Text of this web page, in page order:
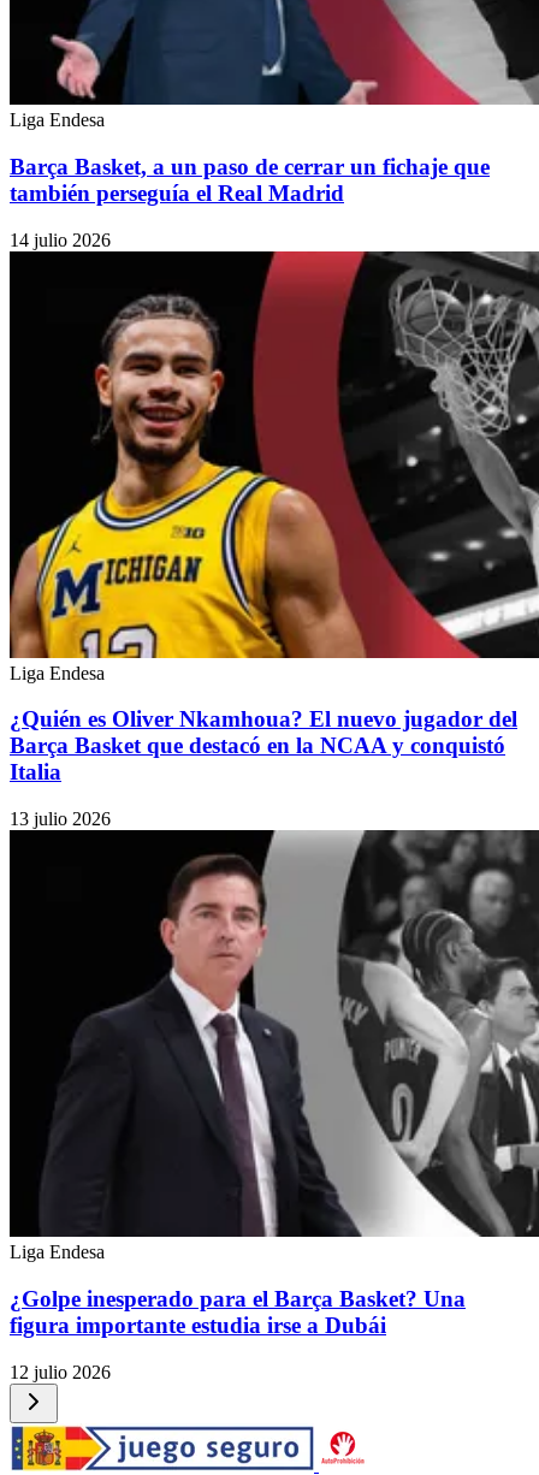
Liga Endesa
Barça Basket, a un paso de cerrar un fichaje que
también perseguía el Real Madrid
14 julio 2026
Liga Endesa
¿Quién es Oliver Nkamhoua? El nuevo jugador del
Barça Basket que destacó en la NCAA y conquistó
Italia
13 julio 2026
Liga Endesa
¿Golpe inesperado para el Barça Basket? Una
figura importante estudia irse a Dubái
12 julio 2026